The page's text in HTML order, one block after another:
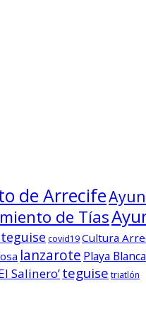
de Arrecife
de Tías
covid19Cultura
lanzarote Playa Blanca
Salinero’teguise triatlón